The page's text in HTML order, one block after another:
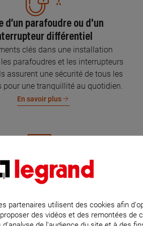
d’un parafoudre ou d'un
différentiel
clés dans une installation
parafoudres et les interrupteurs
assurent une sécurité de tous les
pour une tranquillité au quotidien.
En savoir plus
normes de l’installation
implique la sécurité et la
de votre famille et de vos biens,
partenaires utilisent des cookies afin
des vidéos et des remontées de